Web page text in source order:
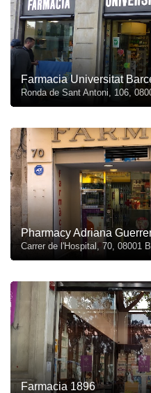
Farmacia Universitat
Ronda de Sant Antoni, 106,
Pharmacy Adriana
Carrer de l'Hospital, 70, 08001
Farmacia 1896